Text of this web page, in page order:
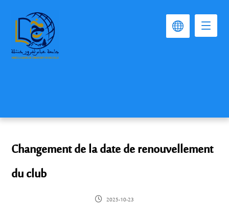
Changement de la date de renouvellement
du club
2025-10-23